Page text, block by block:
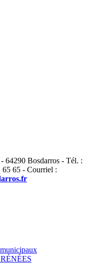
64290 Bosdarros - Tél. :
65 65 - Courriel :